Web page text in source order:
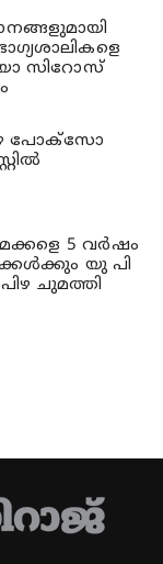
സിറോസ്
പോക്സോ
മക്കളെ 5 വർഷം
യു പി
ചുമത്തി